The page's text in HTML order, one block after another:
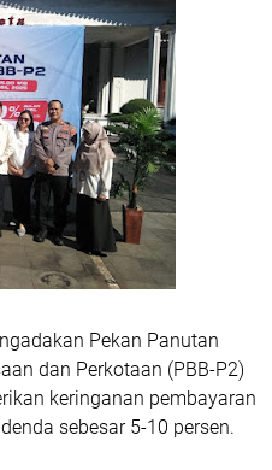
Pekan Panutan
dan Perkotaan (PBB-P2)
keringanan pembayaran
sebesar 5-10 persen.